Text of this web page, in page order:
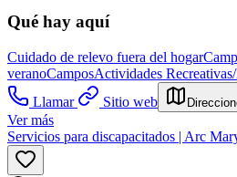
Qué hay aquí
Cuidado de relevo fuera del hogar
veranoCamposActividades
Llamar
Sitio web
Ver más
Servicios para discapacitados | Arc